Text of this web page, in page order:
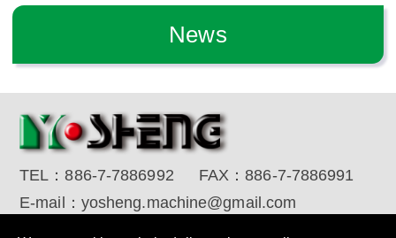
News
TEL：886-7-7886992 FAX：886-7-7886991
E-mail： yosheng.machine@gmail.com